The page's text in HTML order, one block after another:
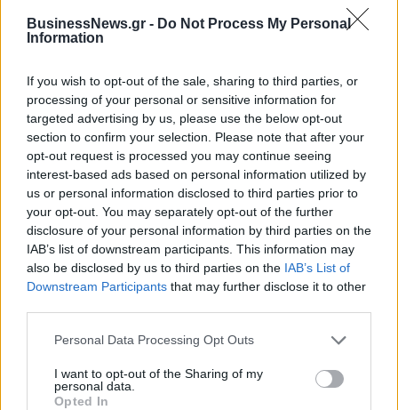
BusinessNews.gr - Do Not Process My Personal
Information
If you wish to opt-out of the sale, sharing to third parties, or
processing of your personal or sensitive information for
targeted advertising by us, please use the below opt-out
section to confirm your selection. Please note that after your
opt-out request is processed you may continue seeing
interest-based ads based on personal information utilized by
us or personal information disclosed to third parties prior to
your opt-out. You may separately opt-out of the further
disclosure of your personal information by third parties on the
IAB’s list of downstream participants. This information may
also be disclosed by us to third parties on the IAB’s List of
Downstream Participants that may further disclose it to other
Personal Data Processing Opt Outs
I want to opt-out of the Sharing of my
personal data.
Opted In
μπαταριών για τα υβριδικά της
Σε κινεζική… πολιορκία η
ευρωπαϊκή
Νέο Audi A2 e-tron με στόχο την κορυφή της αποδοτικότητας
«Η οικογένεια Μπας φέρεται να
βρίσκεται κοντά στην απόκτηση
της Βιλερμπάν»
Εθνική Παίδων: Κόντρα στη
Γεωργία για την πρώτη νίκη στο
Ευρωμπάσκετ U16 (live stream)
Χρηματιστήριο Αθηνών: Εβδομαδιαία άνοδος 1,76%, κέρδη 23,31%
από τις αρχές του έτους
Ελληνική Αναπτυξιακή Τράπεζα:
Με «προίκα» 2 δισ. ευρώ
Υπ. Μεταφορών: Οριστική λύση